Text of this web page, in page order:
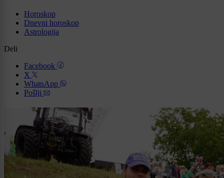
Horoskop
Dnevni horoskop
Astrologija
Deli
Facebook
X
WhatsApp
Pošlji